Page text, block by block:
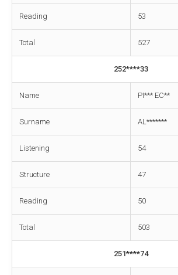
Reading 53
Total 527
252****33
Name PI*** EC**
Surname AL*******
Listening 54
Structure 47
Reading 50
Total 503
251****74